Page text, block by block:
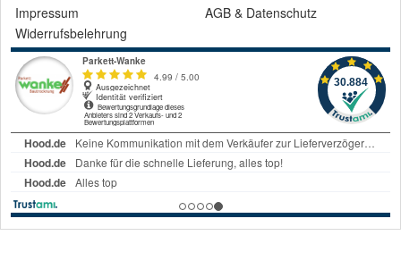
Impressum
AGB & Datenschutz
Widerrufsbelehrung